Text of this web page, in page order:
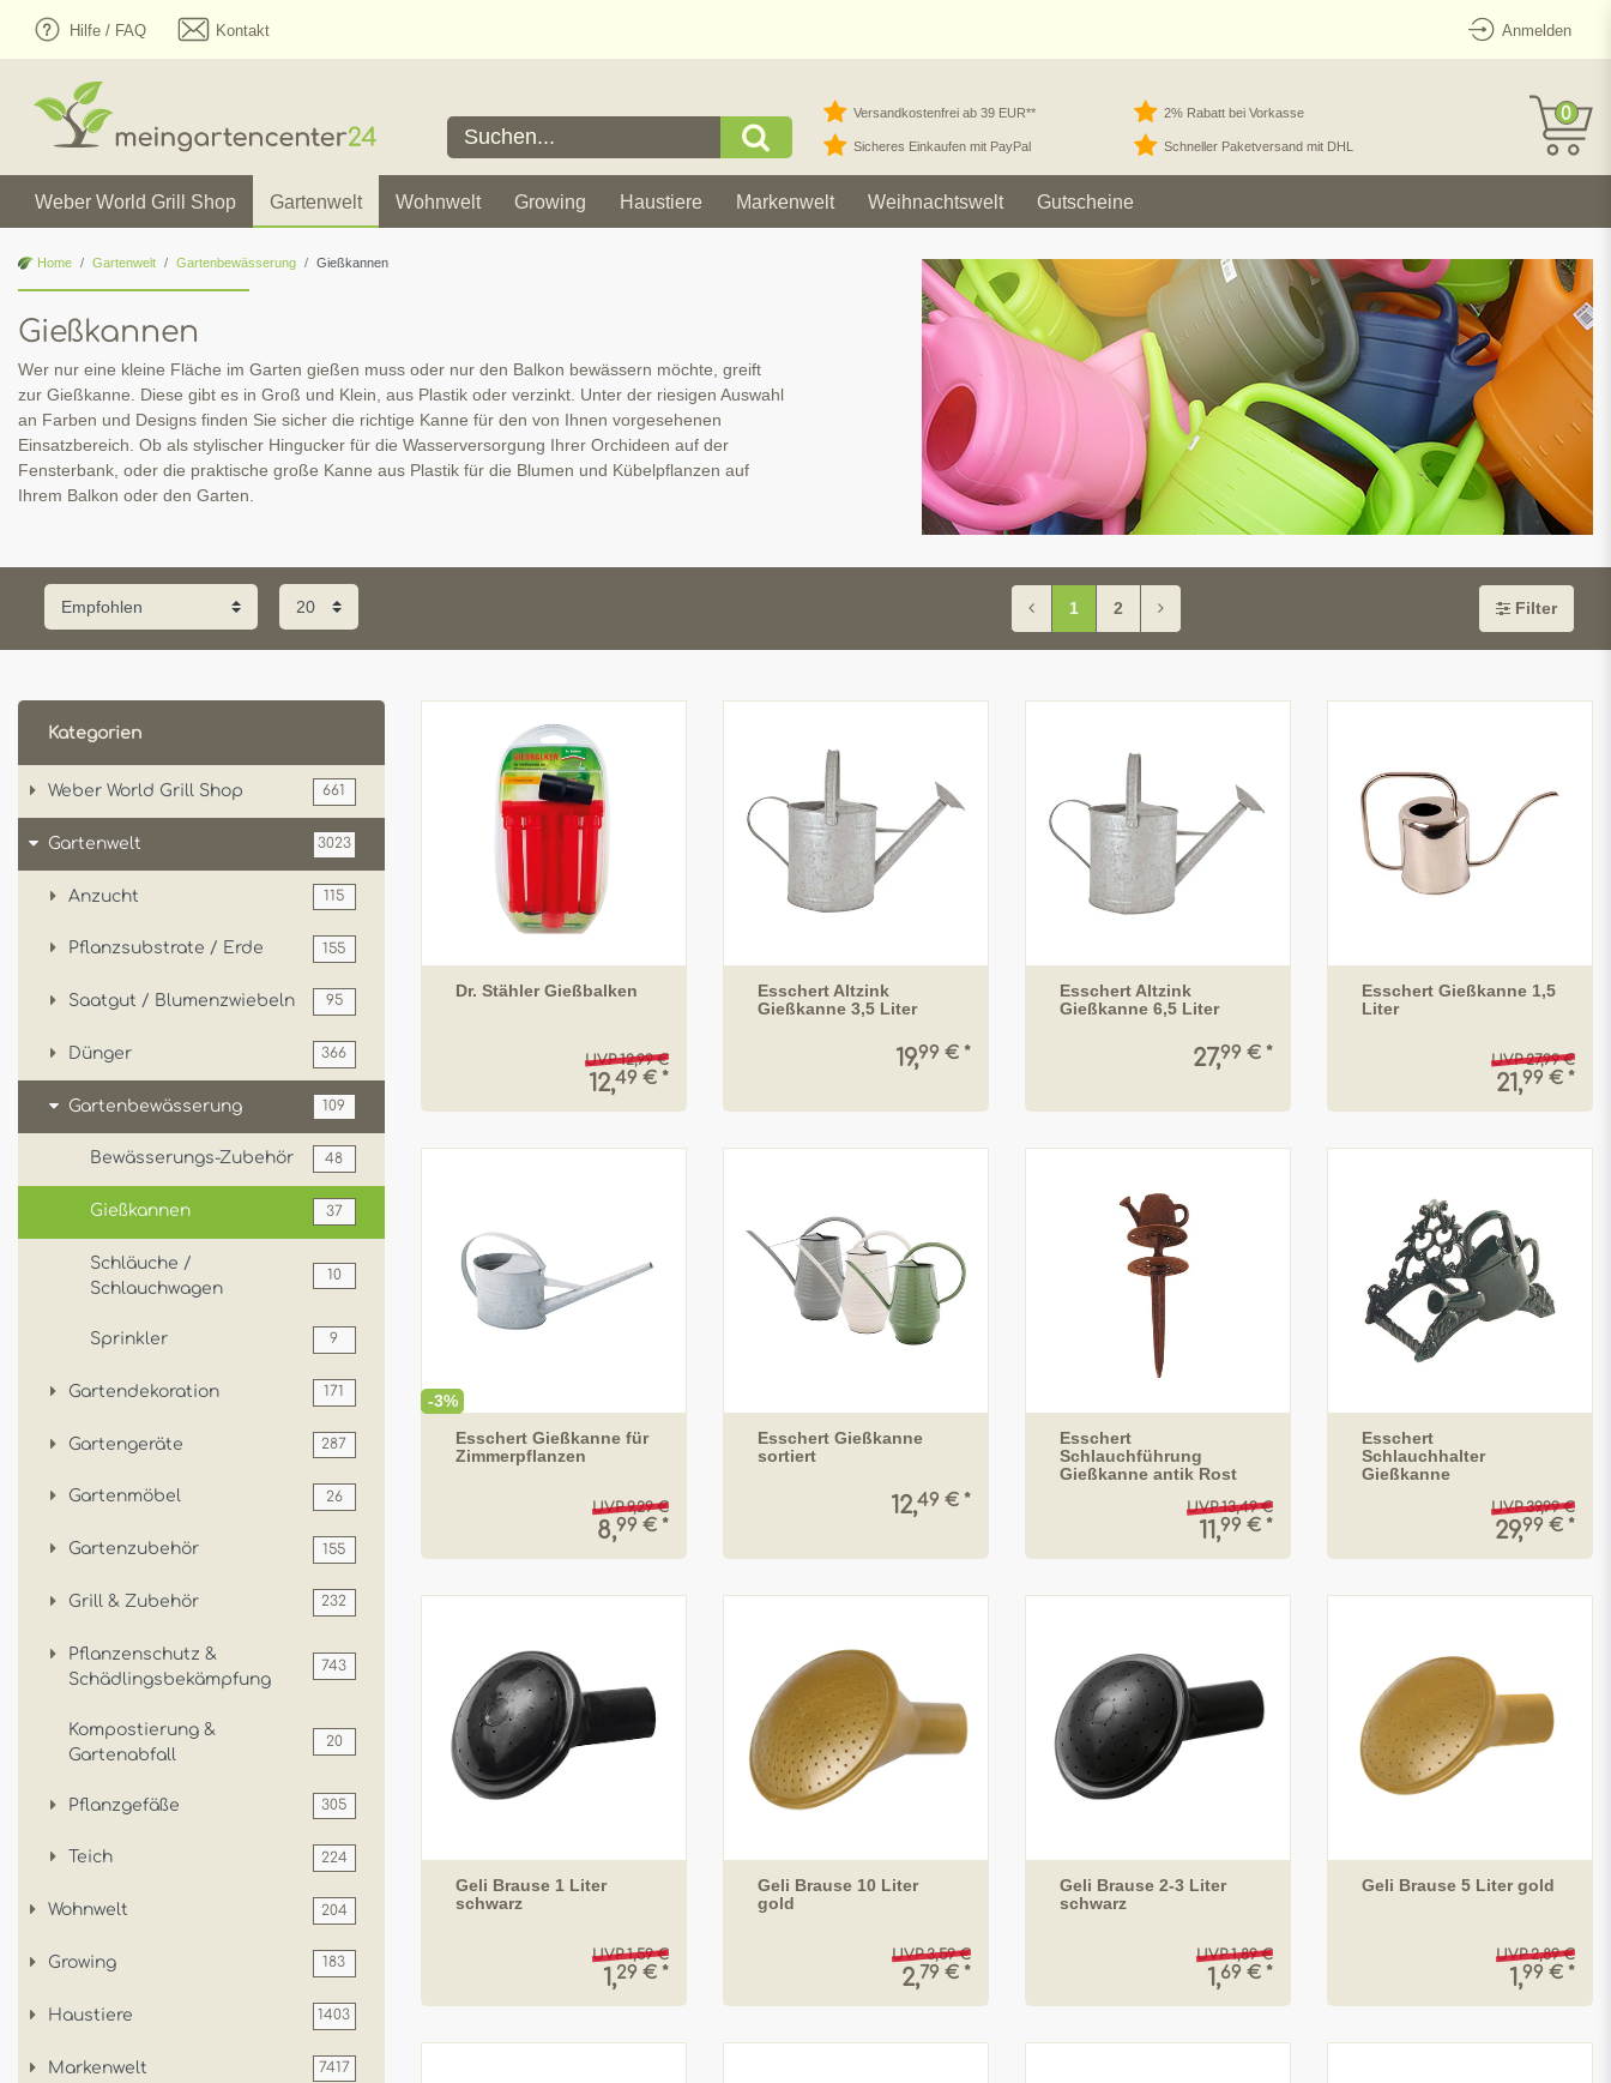
Hilfe / FAQ Kontakt Anmelden
Versandkostenfrei ab 39 EUR** 2% Rabatt bei Vorkasse
Sicheres Einkaufen mit PayPal Schneller Paketversand mit DHL
0
Weber World Grill Shop Gartenwelt Wohnwelt Growing Haustiere Markenwelt Weihnachtswelt Gutscheine
Home Gartenwelt Gartenbewässerung Gießkannen
Gießkannen
Wer nur eine kleine Fläche im Garten gießen muss oder nur den Balkon bewässern möchte, greift
zur Gießkanne. Diese gibt es in Groß und Klein, aus Plastik oder verzinkt. Unter der riesigen Auswahl
an Farben und Designs finden Sie sicher die richtige Kanne für den von Ihnen vorgesehenen
Einsatzbereich. Ob als stylischer Hingucker für die Wasserversorgung Ihrer Orchideen auf der
Fensterbank, oder die praktische große Kanne aus Plastik für die Blumen und Kübelpflanzen auf
Ihrem Balkon oder den Garten.
1 2 Filter
Kategorien
Weber World Grill Shop 661
Gartenwelt 3023
Anzucht 115
Pflanzsubstrate / Erde 155
Saatgut / Blumenzwiebeln 95
Dünger 366
Gartenbewässerung 109
Bewässerungs-Zubehör 48
Gießkannen 37
Schläuche /
Schlauchwagen
10
Sprinkler 9
Gartendekoration 171
Gartengeräte 287
Gartenmöbel 26
Gartenzubehör 155
Grill & Zubehör 232
Pflanzenschutz &
Schädlingsbekämpfung
743
Kompostierung &
Gartenabfall
20
Pflanzgefäße 305
Teich 224
Wohnwelt 204
Growing 183
Haustiere 1403
Markenwelt 7417
Dr. Stähler Gießbalken
UVP 12,99 €
12,49 € *
Esschert Altzink
Gießkanne 3,5 Liter
19,99 € *
Esschert Altzink
Gießkanne 6,5 Liter
27,99 € *
Esschert Gießkanne 1,5
Liter
UVP 27,99 €
21,99 € *
-3%
Esschert Gießkanne für
Zimmerpflanzen
UVP 9,29 €
8,99 € *
Esschert Gießkanne
sortiert
12,49 € *
Esschert
Schlauchführung
Gießkanne antik Rost
UVP 13,49 €
11,99 € *
Esschert
Schlauchhalter
Gießkanne
UVP 39,99 €
29,99 € *
Geli Brause 1 Liter
schwarz
UVP 1,59 €
1,29 € *
Geli Brause 10 Liter
gold
UVP 3,59 €
2,79 € *
Geli Brause 2-3 Liter
schwarz
UVP 1,89 €
1,69 € *
Geli Brause 5 Liter gold
UVP 2,89 €
1,99 € *